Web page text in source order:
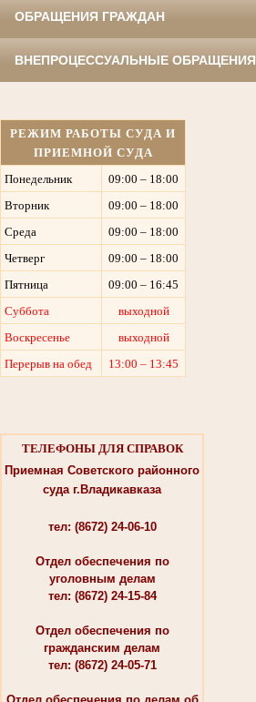
ОБРАЩЕНИЯ ГРАЖДАН
ВНЕПРОЦЕССУАЛЬНЫЕ ОБРАЩЕНИЯ
РЕЖИМ РАБОТЫ СУДА И
ПРИЕМНОЙ СУДА
Понедельник
09:00 – 18:00
Вторник
09:00 – 18:00
Среда
09:00 – 18:00
Четверг
09:00 – 18:00
Пятница
09:00 – 16:45
Суббота
выходной
Воскресенье
выходной
Перерыв на обед
13:00 – 13:45
ТЕЛЕФОНЫ ДЛЯ СПРАВОК
Приемная Советского районного
суда г.Владикавказа
тел: (8672) 24-06-10
Отдел обеспечения по
уголовным делам
тел: (8672) 24-15-84
Отдел обеспечения по
гражданским делам
тел: (8672) 24-05-71